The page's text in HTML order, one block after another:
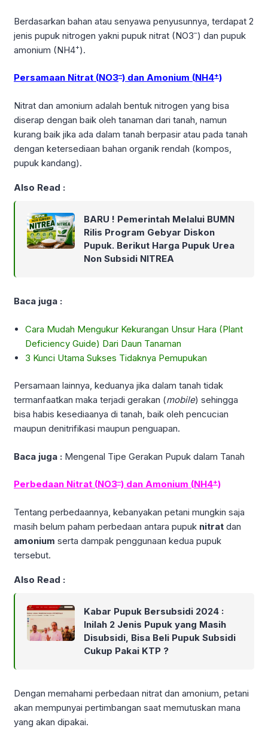
Berdasarkan bahan atau senyawa penyusunnya, terdapat 2
jenis pupuk nitrogen yakni pupuk nitrat (NO3–) dan pupuk
amonium (NH4+).
Persamaan Nitrat (NO3–) dan Amonium (NH4+)
Nitrat dan amonium adalah bentuk nitrogen yang bisa
diserap dengan baik oleh tanaman dari tanah, namun
kurang baik jika ada dalam tanah berpasir atau pada tanah
dengan ketersediaan bahan organik rendah (kompos,
pupuk kandang).
Also Read :
BARU ! Pemerintah Melalui BUMN
Rilis Program Gebyar Diskon
Pupuk. Berikut Harga Pupuk Urea
Non Subsidi NITREA
Baca juga :
Cara Mudah Mengukur Kekurangan Unsur Hara (Plant
Deficiency Guide) Dari Daun Tanaman
3 Kunci Utama Sukses Tidaknya Pemupukan
Persamaan lainnya, keduanya jika dalam tanah tidak
termanfaatkan maka terjadi gerakan (mobile) sehingga
bisa habis kesediaanya di tanah, baik oleh pencucian
maupun denitrifikasi maupun penguapan.
Baca juga : Mengenal Tipe Gerakan Pupuk dalam Tanah
Perbedaan Nitrat (NO3–) dan Amonium (NH4+)
Tentang perbedaannya, kebanyakan petani mungkin saja
masih belum paham perbedaan antara pupuk nitrat dan
amonium serta dampak penggunaan kedua pupuk
tersebut.
Also Read :
Kabar Pupuk Bersubsidi 2024 :
Inilah 2 Jenis Pupuk yang Masih
Disubsidi, Bisa Beli Pupuk Subsidi
Cukup Pakai KTP ?
Dengan memahami perbedaan nitrat dan amonium, petani
akan mempunyai pertimbangan saat memutuskan mana
yang akan dipakai.